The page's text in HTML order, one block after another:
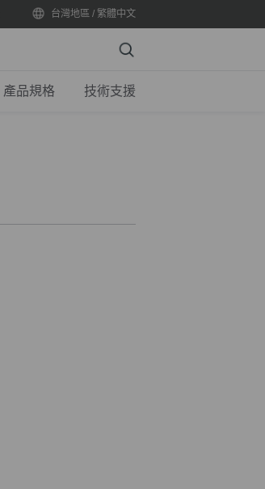
台灣地區 / 繁體中文
Search
產品規格 技術支援